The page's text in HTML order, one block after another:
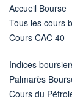
Accueil Bourse
Tous les cours
Cours CAC 40
Indices
Palmarès
Cours du